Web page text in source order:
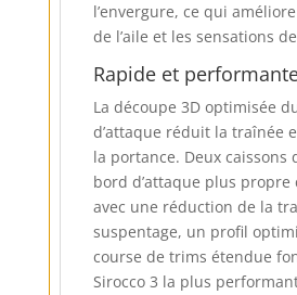
l’envergure, ce qui
de l’aile et les sensations
Rapide et
La découpe 3D optimisée
d’attaque réduit la traînée
la portance. Deux caissons
bord d’attaque plus propre
avec une réduction de la
suspentage, un profil
course de trims étendue
Sirocco 3 la plus